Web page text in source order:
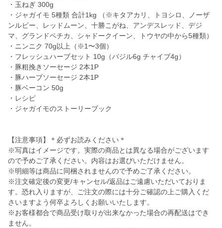
・玉ねぎ 300g
・ジャガイモ 5種類 合計1kg （※キタアカリ、トヨシロ、ノーザ
ンルビー、レッドムーン、十勝こがね、アンデスレッド、デジ
マ、グランドペチカ、シャドークイーン、トウヤの中から5種類）
・ニンニク 70g以上（※1〜3個）
・フレッシュハーブセット 10g（バジル6g チャイブ4g）
・豚粗挽きソーセージ 2本1P
・豚ハーブソーセージ 2本1P
・豚ベーコン 50g
・レシピ
・ジャガイモのストーリーブック
【注意事項】＊必ずお読みください＊
※写真はイメージです。実際の商品とは異なる場合がございます
ので予めご了承ください。内容はお選びいただけません。
※明細等は商品に同梱されませんので予めご了承ください。
※注文確定後の変更/キャンセル/返品はご遠慮いただいておりま
す。恐れ入りますが、ご注文の際には十分ご確認の上ご購入くだ
さいますよう何卒よろしくお願いいたします。
※お客様都合で商品受け取りが出来なかった場合の再配送はでき
ません。